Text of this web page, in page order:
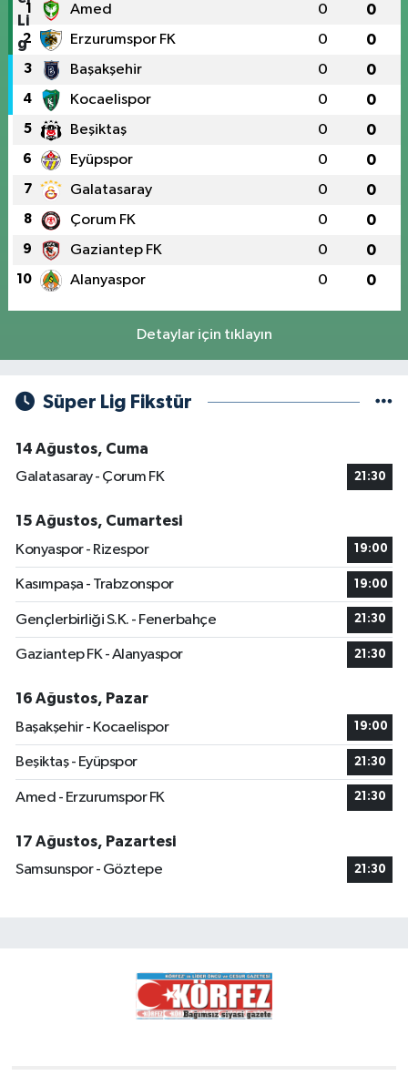
1 Amed 0 0
2 Erzurumspor FK 0 0
3 Başakşehir 0 0
4 Kocaelispor 0 0
5 Beşiktaş 0 0
6 Eyüpspor 0 0
7 Galatasaray 0 0
8 Çorum FK 0 0
9 Gaziantep FK 0 0
10 Alanyaspor 0 0
Detaylar için tıklayın
Süper Lig Fikstür
14 Ağustos, Cuma
Galatasaray - Çorum FK
21:30
15 Ağustos, Cumartesi
Konyaspor - Rizespor
19:00
Kasımpaşa - Trabzonspor 19:00
Gençlerbirliği S.K. - Fenerbahçe 21:30
Gaziantep FK - Alanyaspor 21:30
16 Ağustos, Pazar
Başakşehir - Kocaelispor
19:00
Beşiktaş - Eyüpspor 21:30
Amed - Erzurumspor FK 21:30
17 Ağustos, Pazartesi
Samsunspor - Göztepe
21:30